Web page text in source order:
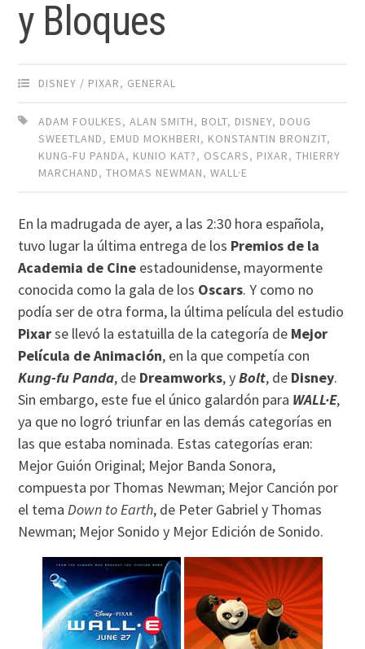
y Bloques
DISNEY / PIXAR, GENERAL
ADAM FOULKES,ALAN SMITH, BOLT, DISNEY, DOUG
SWEETLAND, EMUD MOKHBERI, KONSTANTIN BRONZIT,
KUNG-FU PANDA, KUNIO KAT?, OSCARS, PIXAR,THIERRY
MARCHAND,THOMAS NEWMAN,WALL·E
En la madrugada de ayer, a las 2:30 hora española,
tuvo lugar la última entrega de los Premios de la
Academia de Cine estadounidense, mayormente
conocida como la gala de los Oscars. Y como no
podía ser de otra forma, la última película del estudio
Pixarse llevó la estatuilla de la categoría de Mejor
Película de Animación, en la que competía con
Kung-fu Panda, de Dreamworks, yBolt, de Disney.
Sin embargo, este fue el único galardón para WALL·E,
ya que no logró triunfar en las demás categorías en
las que estaba nominada. Estas categorías eran:
Mejor Guión Original; Mejor Banda Sonora,
compuesta por Thomas Newman; Mejor Canción por
el temaDown to Earth, de Peter Gabriel y Thomas
Newman; Mejor Sonido y Mejor Edición de Sonido.